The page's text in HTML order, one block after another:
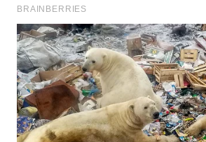
WN
TEBING
TINGGI
WN
PAKPAK
WN